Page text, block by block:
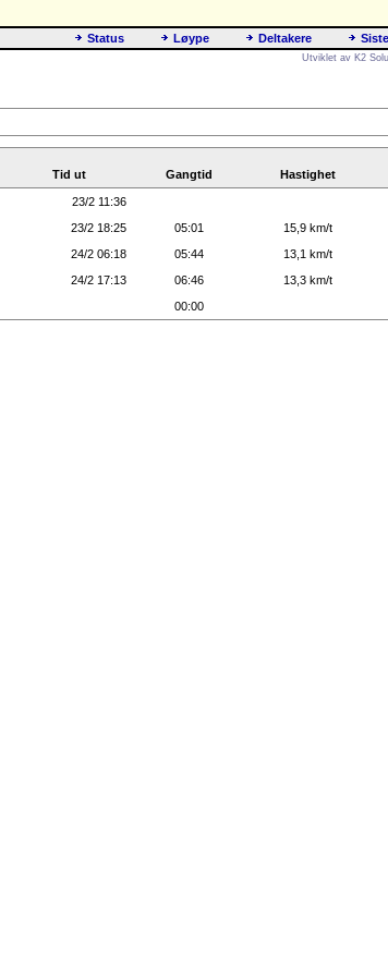
Status
Løype Deltakere
Utviklet av K2
Tid ut Gangtid Hastighet
23/2 11:36
23/2 18:25 05:01 15,9 km/t
24/2 06:18 05:44 13,1 km/t
24/2 17:13 06:46 13,3 km/t
00:00